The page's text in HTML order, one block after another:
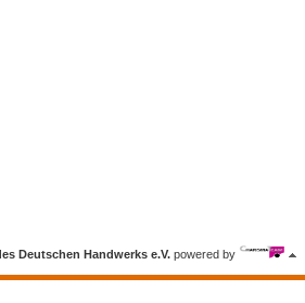
Deutschen Handwerks e.V. powered by